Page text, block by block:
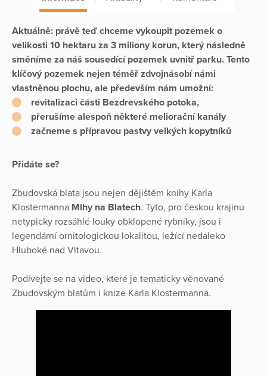
Aktuálně: právě teď chceme vykoupit pozemek o
velikosti 10 hektaru za 3 miliony korun, který následně
směníme za náš sousedící pozemek uvnitř parku. Tento
klíčový pozemek nejen téměř zdvojnásobí námi
vlastněnou plochu, ale především nám umožní:
revitalizaci části Bezdrevského potoka,
přerušíme alespoň některé meliorační kanály
začneme s přípravou pastvy velkých kopytníků
Přidáte se?
Zbudovská blata jsou nejen dějištěm knihy Karla
Klostermanna Mlhy na Blatech. Tyto, pro českou krajinu
netypicky rozsáhlé louky obklopené rybníky, jsou i
legendární ornitologickou lokalitou, ležící nedaleko
Hluboké nad Vltavou.
Podívejte se na video, které je tematicky věnované
Zbudovským blatům i knize Karla Klostermanna.